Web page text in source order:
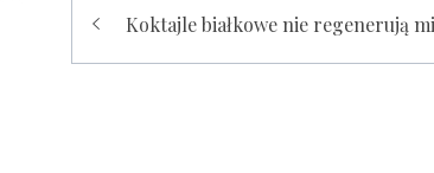
wpisu
Koktajle białkowe nie regenerują